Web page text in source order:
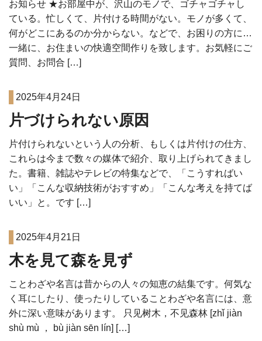
お知らせ ★お部屋中が、沢山のモノで、ゴチャゴチャし
ている。忙しくて、片付ける時間がない。モノが多くて、
何がどこにあるのか分からない。などで、お困りの方に…
一緒に、お住まいの快適空間作りを致します。お気軽にご
質問、お問合 […]
2025年4月24日
片づけられない原因
片付けられないという人の分析、もしくは片付けの仕方、
これらは今まで数々の媒体で紹介、取り上げられてきまし
た。書籍、雑誌やテレビの特集などで、「こうすればい
い」「こんな収納技術がおすすめ」「こんな考えを持てば
いい」と。です […]
2025年4月21日
木を見て森を見ず
ことわざや名言は昔からの人々の知恵の結集です。何気な
く耳にしたり、使ったりしていることわざや名言には、意
外に深い意味があります。 只见树木，不见森林 [zhǐ jiàn
shù mù ， bù jiàn sēn lín] […]